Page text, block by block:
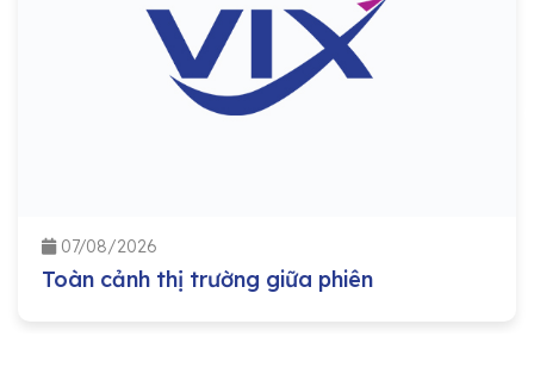
07/08/2026
Toàn cảnh thị trường giữa phiên